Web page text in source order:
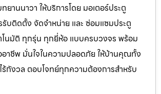
ยานนาวา ให้บริการโดย มอเตอร์ประตู
บติดตั้ง จัดจำหน่าย และ ซ่อมแซมประตู
โนมัติ ทุกรุ่น ทุกยี่ห้อ แบบครบวงจร พร้อม
าชีพ มั่นใจในความปลอดภัย ให้บ้านคุณทั้ง
ร้กังวล ตอบโจทย์ทุกความต้องการสำหรับ